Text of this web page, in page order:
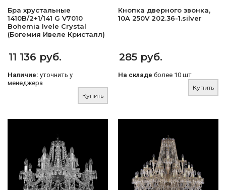
Бра хрустальные
1410B/2+1/141 G V7010
Bohemia Ivele Crystal
(Богемия Ивеле Кристалл)
11 136 руб.
Наличие: уточнить у
менеджера
Купить
Кнопка дверного звонка,
10A 250V 202.36-1.silver
285 руб.
На складе более 10 шт
Купить